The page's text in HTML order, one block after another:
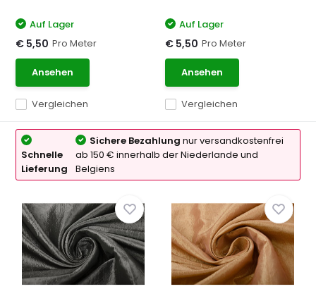
Vergleichen
Auf Lager
€ 5,50 Pro Meter
Ansehen
Vergleichen
Auf Lager
€ 5,50 Pro Meter
Ansehen
Schnelle
Lieferung
Sichere Bezahlung nur versandkostenfrei
ab 150 € innerhalb der Niederlande und
Belgiens